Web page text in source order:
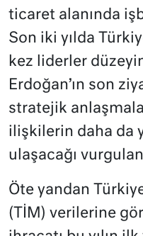
ticaret alanında
Son iki yılda
kez liderler
Erdoğan’ın son
stratejik
ilişkilerin daha da
ulaşacağı
Öte yandan
(TİM) verilerine